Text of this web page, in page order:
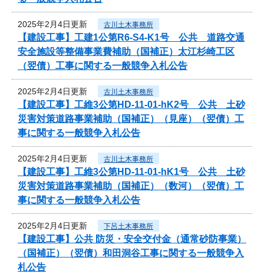
2025年2月4日更新 古川土木事務所
【建設工事】工建1公第R6-S4-K1号 公共 道路交通
安全施設等整備事業費補助（国補正）太江杉崎工区
（翌債）工事に関する一般競争入札公告
2025年2月4日更新 古川土木事務所
【建設工事】工維3公第HD-11-01-hK2号 公共 土砂
災害対策道路事業補助（国補正）（見座）（翌債）工
事に関する一般競争入札公告
2025年2月4日更新 古川土木事務所
【建設工事】工維3公第HD-11-01-hK1号 公共 土砂
災害対策道路事業補助（国補正）（数河）（翌債）工
事に関する一般競争入札公告
2025年2月4日更新 下呂土木事務所
【建設工事】公共 防災・安全交付金（通常砂防事業）
（国補正）（翌債）和田洞谷工事に関する一般競争入
札公告